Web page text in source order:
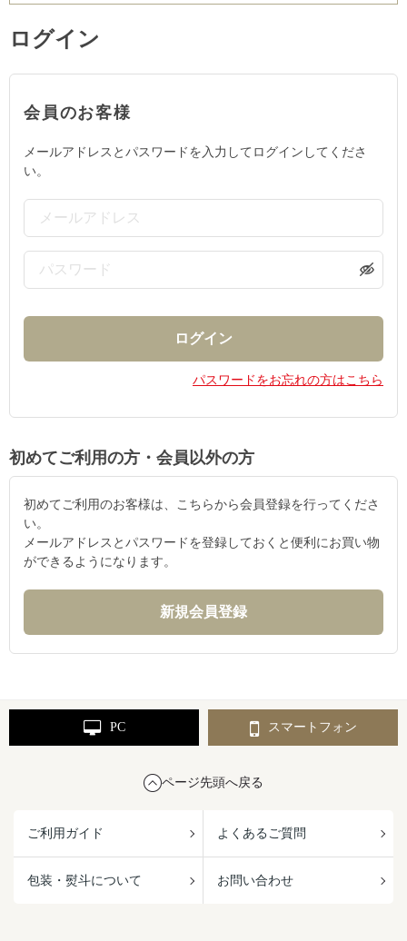
ログイン
会員のお客様
メールアドレスとパスワードを入力してログインしてくださ
い。
パスワードをお忘れの方はこちら
初めてご利用の方・会員以外の方
初めてご利用のお客様は、こちらから会員登録を行ってくださ
い。
メールアドレスとパスワードを登録しておくと便利にお買い物
ができるようになります。
PC スマートフォン
ページ先頭へ戻る
ご利用ガイド よくあるご質問
包装・熨斗について お問い合わせ